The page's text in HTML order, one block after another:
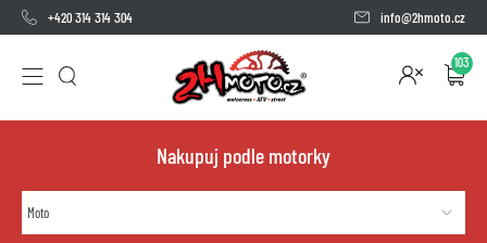
+420 314 314 304 info@2hmoto.cz
103
Nakupuj podle motorky